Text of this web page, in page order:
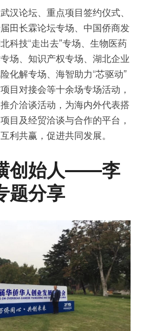
汉论坛、重点项目签约仪式、
田长霖论坛专场、中国侨商发
科技“走出去”专场、生物医药
场、知识产权专场、湖北企业
化解专场、海智助力“芯驱动”
目对接会等十余场专场活动，
介洽谈活动，为海内外代表搭
目及经贸洽谈与合作的平台，
利共赢，促进共同发展。
创始人——李
题分享